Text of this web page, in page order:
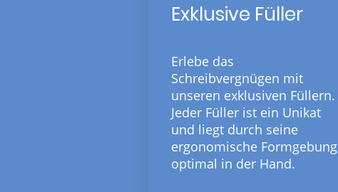
Exklusive Füller
Erlebe das
Schreibvergnügen mit
unseren exklusiven Füllern.
Jeder Füller ist ein Unikat
und liegt durch seine
ergonomische Formgebung
optimal in der Hand.